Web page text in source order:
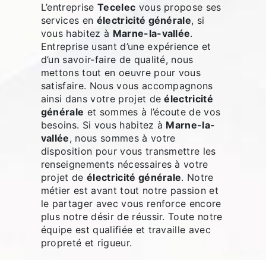
L’entreprise Tecelec vous propose ses
services en électricité générale, si
vous habitez à Marne-la-vallée.
Entreprise usant d’une expérience et
d’un savoir-faire de qualité, nous
mettons tout en oeuvre pour vous
satisfaire. Nous vous accompagnons
ainsi dans votre projet deélectricité
générale et sommes à l’écoute de vos
besoins. Si vous habitez à Marne-la-
vallée, nous sommes à votre
disposition pour vous transmettre les
renseignements nécessaires à votre
projet deélectricité générale. Notre
métier est avant tout notre passion et
le partager avec vous renforce encore
plus notre désir de réussir. Toute notre
équipe est qualifiée et travaille avec
propreté et rigueur.